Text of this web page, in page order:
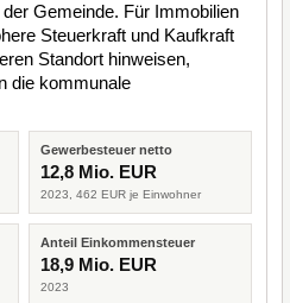
Gemeinde. Für Immobilien
Steuerkraft und Kaufkraft
Standort hinweisen,
die kommunale
Gewerbesteuer netto
12,8 Mio. EUR
2023, 462 EUR je Einwohner
Anteil Einkommensteuer
18,9 Mio. EUR
2023